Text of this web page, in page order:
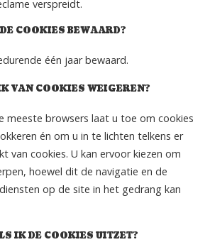
verspreidt.
COOKIES BEWAARD?
één jaar bewaard.
VAN COOKIES WEIGEREN?
meeste browsers laat u toe om cookies
én om u in te lichten telkens er
van cookies. U kan ervoor kiezen om
hoewel dit de navigatie en de
op de site in het gedrang kan
IK DE COOKIES UITZET?